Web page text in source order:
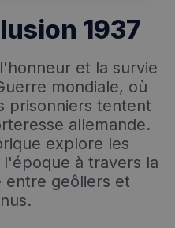
1937
et la survie
mondiale, où
prisonniers tentent
allemande.
explore les
à travers la
entre geôliers et